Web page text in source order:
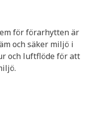
för förarhytten är
och säker miljö i
och luftflöde för att